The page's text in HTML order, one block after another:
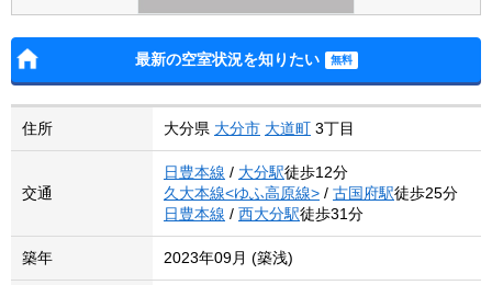
最新の空室状況を知りたい
住所 大分県 大分市 大道町 3丁目
交通
日豊本線 / 大分駅徒歩12分
久大本線<ゆふ高原線> / 古国府駅徒歩25分
日豊本線 / 西大分駅徒歩31分
築年 2023年09月 (築浅)